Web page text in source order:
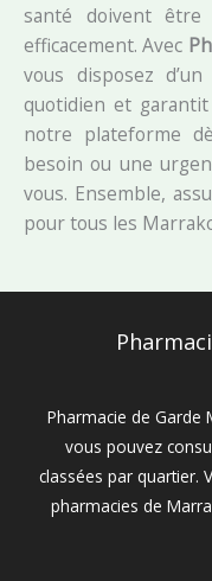
santé doivent
efficacement. Avec
vous disposez
quotidien et garantit
notre plateforme
besoin ou une
vous. Ensemble,
pour tous les
Pharmacie de Garde
vous pouvez
classées par quartier.
pharmacies de